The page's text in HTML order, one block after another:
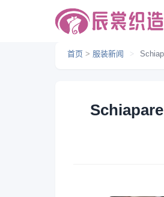
首页 > 服装新闻 >